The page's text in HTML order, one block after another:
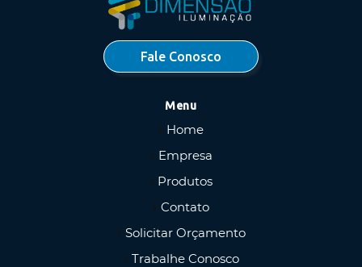
Fale Conosco
Menu
Home
Empresa
Produtos
Contato
Solicitar Orçamento
Trabalhe Conosco